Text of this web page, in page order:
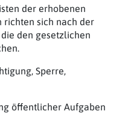
der erhobenen
sich nach der
den gesetzlichen
Sperre,
öffentlicher Aufgaben